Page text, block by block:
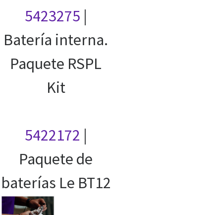
5423275 |
Batería interna.
Paquete RSPL
Kit
5422172 |
Paquete de
baterías Le BT12